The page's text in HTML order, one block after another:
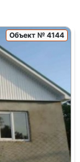
Объект № 4144